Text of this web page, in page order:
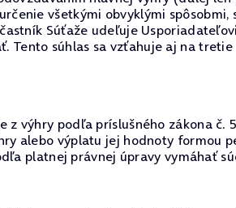
všetkými obvyklými
Súťaže udeľuje
Tento súhlas sa vzťahuje aj na
výhry podľa príslušného zákona č.
alebo výplatu jej hodnoty formou
platnej právnej úpravy vymáhať